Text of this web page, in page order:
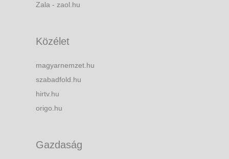
Zala - zaol.hu
Közélet
magyarnemzet.hu
szabadfold.hu
hirtv.hu
origo.hu
Gazdaság